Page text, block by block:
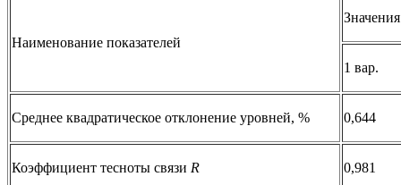
Наименование показателей
1 вар.
Среднее квадратическое отклонение уровней, % 0,644
Коэффициент тесноты связи R 0,981